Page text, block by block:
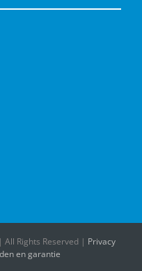
Rights Reserved | Privacy
en garantie